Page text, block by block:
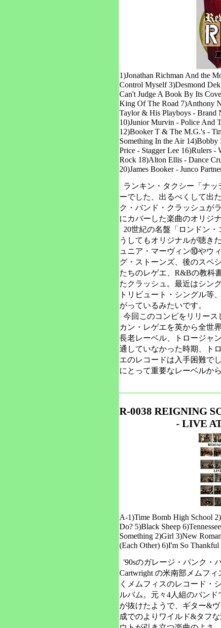
1)Jonathan Richman And the
Control Myself 3)Desmond
Can't Judge A Book By Its
King Of The Road 7)Anthony
Taylor & His Playboys - Brand
10)Junior Murvin - Police And
12)Booker T & The M.G.'s -
Something In the Air
Price - Stagger Lee 16)Rulers
Rock 18)Alton Ellis - Dance
20)James Booker - Junco
ランキン・タクシー「ナ
ーでした、出るべくして出
ク・バンド・クラッシュが
にカバーした楽曲のオリジ
20世紀の名盤「ロンドン
うしてもオリジナルが聴
ュニア・マーヴィン⑩やウ
グ・ストーンズ、後のスペ
たちのレゲエ、R&Bの教科
たクラッシュ。最近はシン
トリビュート・シングル等
がっているみたいです。
今回このコンピをリリース
カン・レゲエを英から全世
長老レーベル、トロージャ
通していなかった時期、ト
エのレコードは入手困難で
にとって重要なレーベルか
R-0038 REIGNING
- LIVE
A-1)Time Bomb High School
Do? 5)Black Sheep
Something 2)Girl 3)New
(Each Other) 6)I'm So
'90sのガレージ・パンク・
Cartwright の米南部メムフ
くメムフィスのレコード・
ルバム。元々4人組のバン
が抜けたようで、ギター&
成でのよりワイルド&タフ